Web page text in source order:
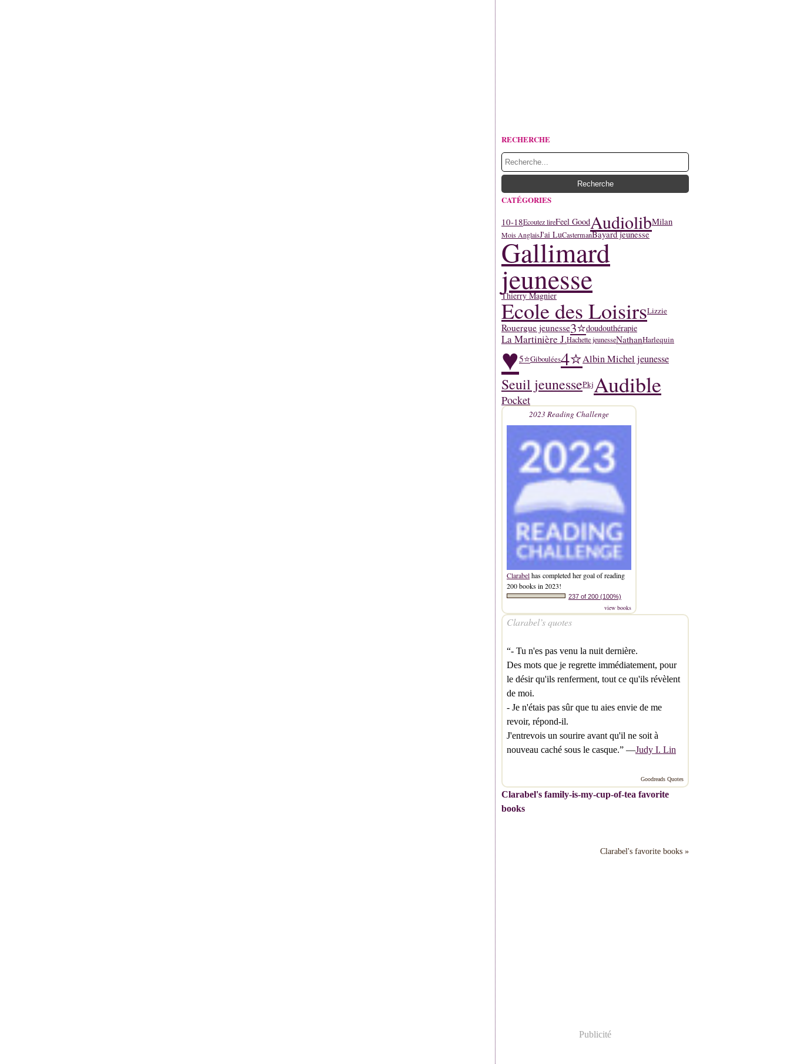
RECHERCHE
CATÉGORIES
10-18Ecoutez lireFeel GoodAudiolibMilan
Mois AnglaisJ'ai LuCastermanBayard jeunesse
Gallimard
jeunesse
Thierry Magnier
Ecole des LoisirsLizzie
Rouergue jeunesse3⭐doudouthérapie
La Martinière J.Hachette jeunesseNathanHarlequin
♥5⭐Giboulées4⭐Albin Michel jeunesse
Seuil jeunessePkjAudible
Pocket
2023 Reading Challenge
Clarabelhas completed her goal of reading
200 books in 2023!
237 of 200 (100%)
view books
Clarabel’s quotes
“- Tu n'es pas venu la nuit dernière.
Des mots que je regrette immédiatement, pour
le désir qu'ils renferment, tout ce qu'ils révèlent
de moi.
- Je n'étais pas sûr que tu aies envie de me
revoir, répond-il.
J'entrevois un sourire avant qu'il ne soit à
nouveau caché sous le casque.” —Judy I. Lin
Goodreads Quotes
Clarabel's family-is-my-cup-of-tea favorite
books
Clarabel's favorite books »
Publicité